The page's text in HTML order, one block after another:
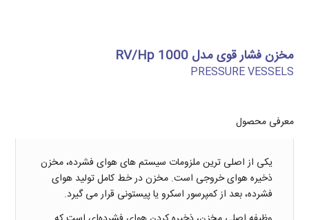
مخزن فشار قوی مدل RV/Hp 1000
PRESSURE VESSELS
معرفی محصول
یکی از اصلی ترین ملزومات سیستم های هوای فشرده، مخزن
ذخیره هوای خروجی است. مخزن در خط کامل تولید هوای
فشرده، بعد از کمپرسور اسکرو یا پیستونی قرار می گیرد.